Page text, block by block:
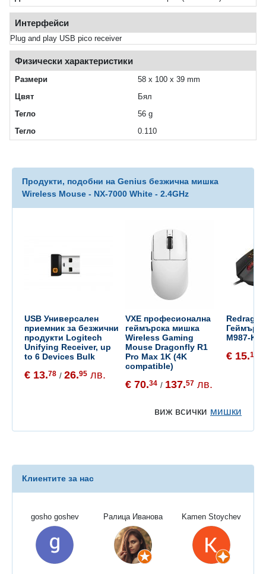
Интерфейси
Plug and play USB pico receiver
Физически характеристики
Размери
58 x 100 x 39 mm
Цвят
Бял
Тегло
56 g
Тегло
0.110
Продукти, подобни на Genius безжична мишка
Wireless Mouse - NX-7000 White - 2.4GHz
USB Универсален
приемник за безжични
продукти Logitech
Unifying Receiver, up
to 6 Devices Bulk
€ 13.78 / 26.95 лв.
VXE професионална
геймърска мишка
Wireless Gaming
Mouse Dragonfly R1
Pro Max 1K (4K
compatible)
€ 70.34 / 137.57 лв.
M987-K
€ 15.13
виж всички мишки
Клиентите за нас
gosho goshev Ралица Иванова Kamen Stoychev